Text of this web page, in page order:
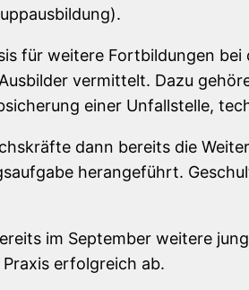
für weitere Fortbildungen
vermittelt. Dazu
einer Unfallstelle,
dann bereits die
herangeführt.
im September weitere
erfolgreich ab.